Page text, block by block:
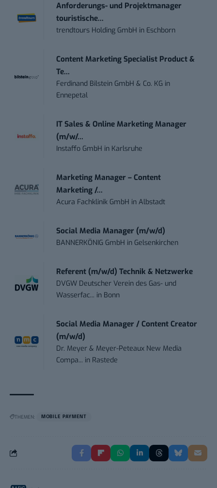
Anforderungs- und Projektmanager
touristische...
trendtours Holding GmbH in Eschborn
Content Marketing Specialist Product &
Te...
Ferdinand Bilstein GmbH & Co. KG in
Ennepetal
IT Sales & Online Marketing Manager
(m/w/...
Instaffo GmbH in Karlsruhe
Marketing Manager – Content
Marketing /...
Acura Fachklinik GmbH inAlbstadt
Social Media Manager (m/w/d)
BANNERKÖNIG GmbH in Gelsenkirchen
Referent (m/w/d) Technik & Netzwerke
DVGW Deutscher Verein des Gas- und
Wasserfac... in Bonn
Social Media Manager / Content Creator
(m/w/d)
Dr. Meyer & Meyer-Peteaux New Media
Compa... in Rastede
THEMEN: MOBILE PAYMENT